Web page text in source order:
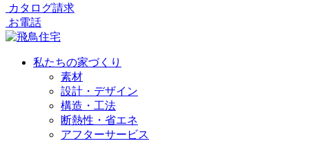
カタログ請求
お電話
私たちの家づくり
素材
設計・デザイン
構造・工法
断熱性・省エネ
アフターサービス